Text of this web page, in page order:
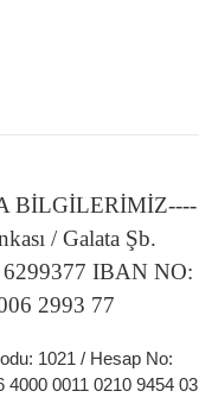
BİLGİLERİMİZ----
/ Galata Şb.
6299377 IBAN NO:
2993 77
1021 / Hesap No:
0011 0210 9454 03